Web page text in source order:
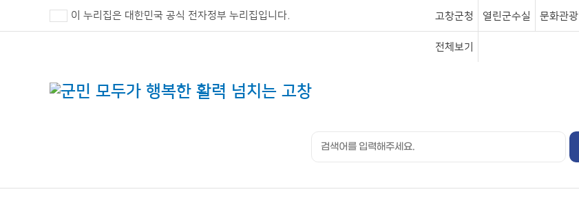
이 누리집은 대한민국 공식 전자정부 누리집입니다. 고창군청 열린군수실 문화관광
전체보기